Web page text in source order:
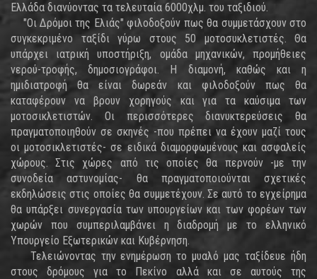
Ελλάδα διανύοντας τα τελευταία 6000χλμ. του ταξιδιού.
"Οι Δρόμοι της Ελιάς" φιλοδοξούν πως θα συμμετάσχουν στο
συγκεκριμένο ταξίδι γύρω στους 50 μοτοσυκλετιστές. Θα
υπάρχει ιατρική υποστήριξη, ομάδα μηχανικών, προμήθειες
νερού-τροφής, δημοσιογράφοι. Η διαμονή, καθώς και η
ημιδιατροφή θα είναι δωρεάν και φιλοδοξούν πως θα
καταφέρουν να βρουν χορηγούς και για τα καύσιμα των
μοτοσικλετιστών. Οι περισσότερες διανυκτερεύσεις θα
πραγματοποιηθούν σε σκηνές -που πρέπει να έχουν μαζί τους
οι μοτοσικλετιστές- σε ειδικά διαμορφωμένους και ασφαλείς
χώρους. Στις χώρες από τις οποίες θα περνούν -με την
συνοδεία αστυνομίας- θα πραγματοποιούνται σχετικές
εκδηλώσεις στις οποίες θα συμμετέχουν. Σε αυτό το εγχείρημα
θα υπάρξει συνεργασία των υπουργείων και των φορέων των
χωρών που συμπεριλαμβάνει η διαδρομή με το ελληνικό
Υπουργείο Εξωτερικών και Κυβέρνηση.
Τελειώνοντας την ενημέρωση το μυαλό μας ταξίδευε ήδη
στους δρόμους για το Πεκίνο αλλά και σε αυτούς της